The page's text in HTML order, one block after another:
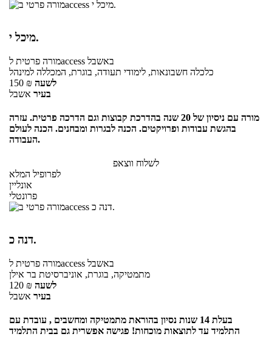
מיכל י.
מורה פרטיתלaccess באשבל
כלכלה חשבונאות, לימודי תעודה, בוגרת, המכללה למינהל
150 ₪ לשעה
בעיר אשבל
מורה עם ניסיון של 20 שנה בהדרכת קבוצות וגם הדרכה פרטית. עזרה
בהגשת עבודות ופרויקטים. הכנה לבגרות ומבחנים. הכנה לעולם
העבודה.
לשלוח ווצאפ
לפרופיל המלא
אונליין
פרונטלי
דנה כ.
מורה פרטיתלaccess באשבל
מתמטיקה, בוגרת, אוניברסיטת בר אילן
120 ₪ לשעה
בעיר אשבל
בעלת 14 שנות נסיון בהוראת מתמטיקה ומחשבים , עובדת עם
התלמיד עד לתוצאות מוכחות! פגישה אפשרית גם בבית התלמיד